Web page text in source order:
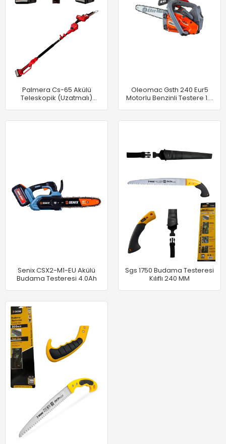
Palmera Cs-65 Akülü
Teleskopik (Uzatmalı)
Oleomac Gsth 240 Eur5
Motorlu Benzinli Testere 1.2
Senix CSX2-M1-EU Akülü
Budama Testeresi 4.0Ah
Sgs 1750 Budama Testeresi
Kılıflı 240 MM